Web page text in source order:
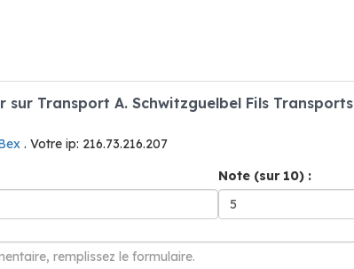
Transport A. Schwitzguelbel Fils Transports
. Votre ip: 216.73.216.207
Note (sur 10) :